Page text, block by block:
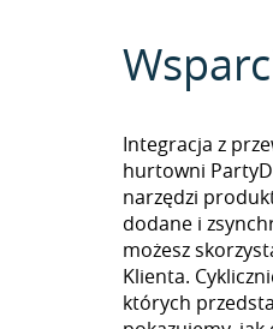
Integracja z
hurtowni
narzędzi
dodane i
możesz
Klienta.
których